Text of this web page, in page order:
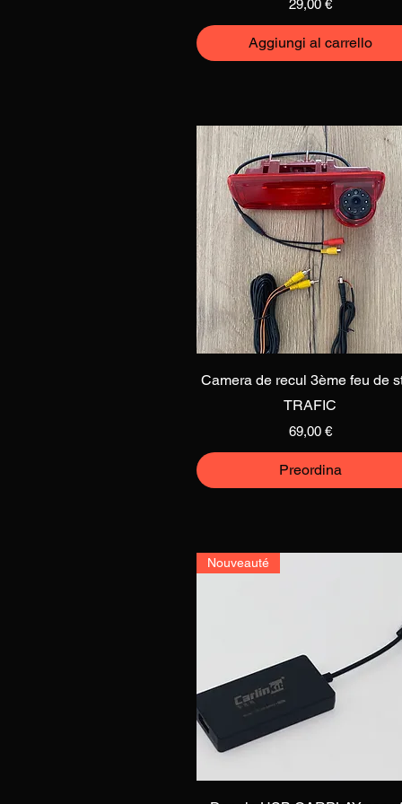
Prezzo
29,00 €
Aggiungi al carrello
Vista rapida
Camera de recul 3ème feu de
TRAFIC
Prezzo
69,00 €
Preordina
Nouveauté